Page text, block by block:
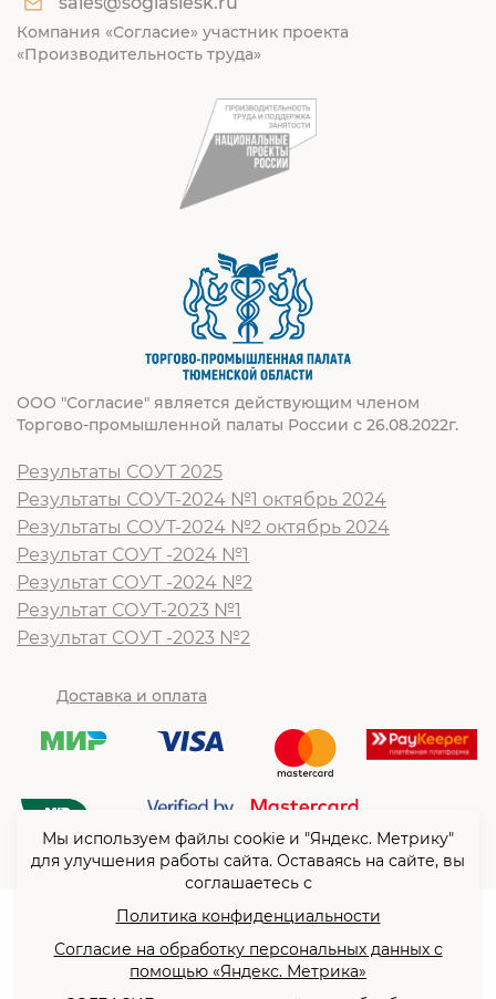
Компания «Согласие» участник проекта
«Производительность труда»
ООО "Согласие" является действующим членом
Торгово-промышленной палаты России с 26.08.2022г.
Результаты СОУТ 2025
Результаты СОУТ-2024 №1 октябрь 2024
Результаты СОУТ-2024 №2 октябрь 2024
Результат СОУТ -2024 №1
Результат СОУТ -2024 №2
Результат СОУТ-2023 №1
Результат СОУТ -2023 №2
Доставка и оплата
© ООО “Согласие”2026
Политика конфиденциальности
Согласие на обработку
Мы используем файлы cookie и "Яндекс. Метрику"
для улучшения работы сайта. Оставаясь на сайте, вы
соглашаетесь с
Политика конфиденциальности
Согласие на обработку персональных данных с
помощью «Яндекс. Метрика»